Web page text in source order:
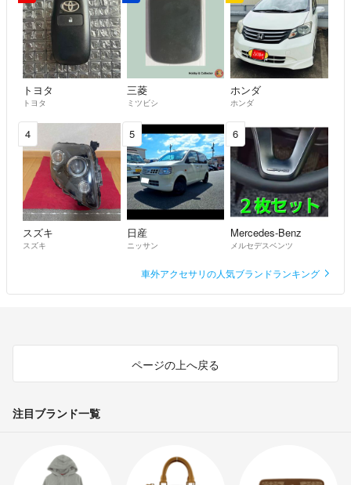
トヨタ
トヨタ
三菱
ミツビシ
ホンダ
ホンダ
4
スズキ
スズキ
5
日産
ニッサン
6
Mercedes-Benz
メルセデスベンツ
車外アクセサリの人気ブランドランキング
ページの上へ戻る
注目ブランド一覧